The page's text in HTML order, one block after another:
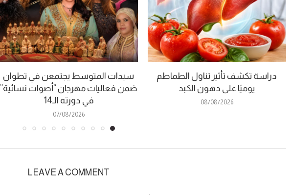
دراسة تكشف تأثير تناول الطماطم
يوميًا على دهون الكبد
08/08/2026
سيدات المتوسط يجتمعن في تطوان
ضمن فعاليات مهرجان “أصوات نسائية”
في دورته الـ14
07/08/2026
LEAVE A COMMENT